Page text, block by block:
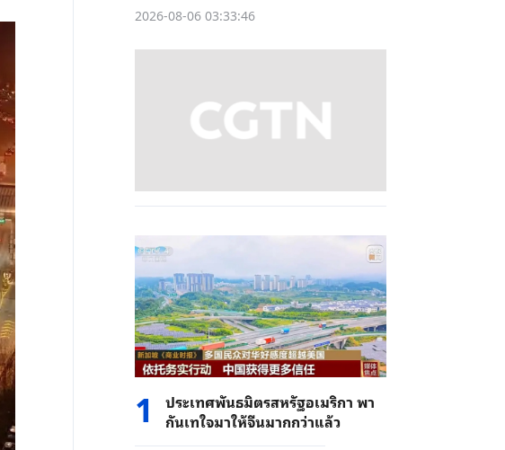
2026-08-06 03:33:46
1
ประเทศพันธมิตรสหรัฐอเมริกา พา
กันเทใจมาให้จีนมากกว่าแล้ว